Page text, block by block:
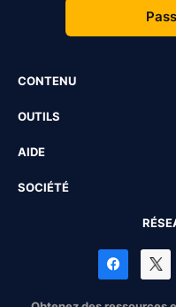
CONTENU
OUTILS
AIDE
SOCIÉTÉ